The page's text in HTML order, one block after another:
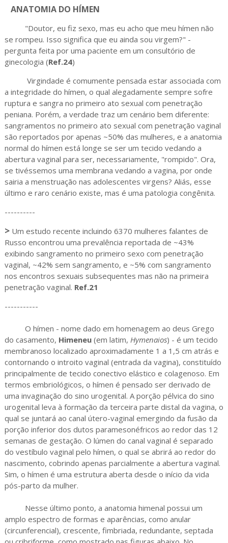
ANATOMIA DO HÍMEN
"Doutor, eu fiz sexo, mas eu acho que meu hímen não
se rompeu. Isso significa que eu ainda sou virgem?" -
pergunta feita por uma paciente em um consultório de
ginecologia (Ref.24)
Virgindade é comumente pensada estar associada com
a integridade do hímen, o qual alegadamente sempre sofre
ruptura e sangra no primeiro ato sexual com penetração
peniana. Porém, a verdade traz um cenário bem diferente:
sangramentos no primeiro ato sexual com penetração vaginal
são reportados por apenas ~50% das mulheres, e a anatomia
normal do hímen está longe se ser um tecido vedando a
abertura vaginal para ser, necessariamente, "rompido". Ora,
se tivéssemos uma membrana vedando a vagina, por onde
sairia a menstruação nas adolescentes virgens? Aliás, esse
último e raro cenário existe, mas é uma patologia congênita.
----------
>Um estudo recente incluindo 6370 mulheres falantes de
Russo encontrou uma prevalência reportada de ~43%
exibindo sangramento no primeiro sexo com penetração
vaginal, ~42% sem sangramento, e ~5% com sangramento
nos encontros sexuais subsequentes mas não na primeira
penetração vaginal. Ref.21
-----------
O hímen - nome dado em homenagem ao deus Grego
do casamento, Himeneu(em latim, Hymenaios) - é um tecido
membranoso localizado aproximadamente 1 a 1,5 cm atrás e
contornando o introito vaginal (entrada da vagina), constituído
principalmente de tecido conectivo elástico e colagenoso. Em
termos embriológicos, o hímen é pensado ser derivado de
uma invaginação do sino urogenital. A porção pélvica do sino
urogenital leva à formação da terceira parte distal da vagina, o
qual se juntará ao canal útero-vaginal emergindo da fusão da
porção inferior dos dutos paramesonéfricos ao redor das 12
semanas de gestação. O lúmen do canal vaginal é separado
do vestíbulo vaginal pelo hímen, o qual se abrirá ao redor do
nascimento, cobrindo apenas parcialmente a abertura vaginal.
Sim, o hímen é uma estrutura aberta desde o início da vida
pós-parto da mulher.
Nesse último ponto, a anatomia himenal possui um
amplo espectro de formas e aparências, como anular
(circunferencial), crescente, fimbriada, redundante, septada